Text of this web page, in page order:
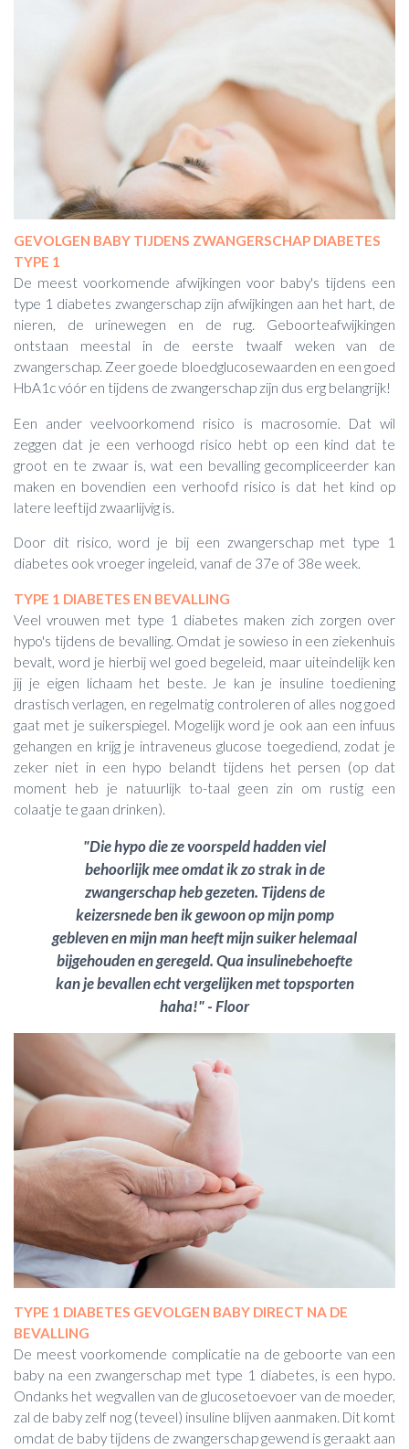
GEVOLGEN BABY TIJDENS ZWANGERSCHAP DIABETES
TYPE 1
De meest voorkomende afwijkingen voor baby's tijdens een
type 1 diabetes zwangerschap zijn afwijkingen aan het hart, de
nieren, de urinewegen en de rug. Geboorteafwijkingen
ontstaan meestal in de eerste twaalf weken van de
zwangerschap. Zeer goede bloedglucosewaarden en een goed
HbA1c vóór en tijdens de zwangerschap zijn dus erg belangrijk!
Een ander veelvoorkomend risico is macrosomie. Dat wil
zeggen dat je een verhoogd risico hebt op een kind dat te
groot en te zwaar is, wat een bevalling gecompliceerder kan
maken en bovendien een verhoofd risico is dat het kind op
latere leeftijd zwaarlijvig is.
Door dit risico, word je bij een zwangerschap met type 1
diabetes ook vroeger ingeleid, vanaf de 37e of 38e week.
TYPE 1 DIABETES EN BEVALLING
Veel vrouwen met type 1 diabetes maken zich zorgen over
hypo's tijdens de bevalling. Omdat je sowieso in een ziekenhuis
bevalt, word je hierbij wel goed begeleid, maar uiteindelijk ken
jij je eigen lichaam het beste. Je kan je insuline toediening
drastisch verlagen, en regelmatig controleren of alles nog goed
gaat met je suikerspiegel. Mogelijk word je ook aan een infuus
gehangen en krijg je intraveneus glucose toegediend, zodat je
zeker niet in een hypo belandt tijdens het persen (op dat
moment heb je natuurlijk to-taal geen zin om rustig een
colaatje te gaan drinken).
"Die hypo die ze voorspeld hadden viel
behoorlijk mee omdat ik zo strak in de
zwangerschap heb gezeten. Tijdens de
keizersnede ben ik gewoon op mijn pomp
gebleven en mijn man heeft mijn suiker helemaal
bijgehouden en geregeld. Qua insulinebehoefte
kan je bevallen echt vergelijken met topsporten
haha!" - Floor
TYPE 1 DIABETES GEVOLGEN BABY DIRECT NA DE
BEVALLING
De meest voorkomende complicatie na de geboorte van een
baby na een zwangerschap met type 1 diabetes, is een hypo.
Ondanks het wegvallen van de glucosetoevoer van de moeder,
zal de baby zelf nog (teveel) insuline blijven aanmaken. Dit komt
omdat de baby tijdens de zwangerschap gewend is geraakt aan